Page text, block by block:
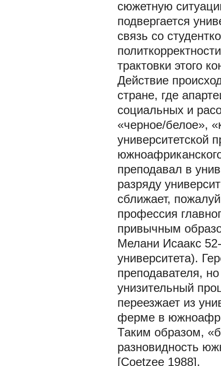
сюжетную
подвергается
связь со
трактовки этого
Действие
стране, где
социальных и
«черное/белое»,
университетской
преподавал в
разряду
сближает,
профессия
привычным
Мелани Исаакс
университета).
преподавателя,
унизительный
переезжает из
ферме в
Таким образом,
разновидность
[Coetzee 1988].